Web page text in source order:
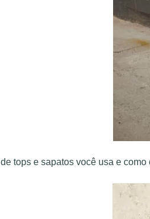
tops e sapatos você usa e como